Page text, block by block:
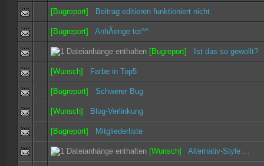
[Bugreport] Beitrag editieren funktioniert nicht
[Bugreport] AnhÃ¤nge tot^^
[Bugreport] Ist das so gewollt?
[Wunsch] Farbe in Top5
[Bugreport] Schwerer Bug
[Wunsch] Blog-Verlinkung
[Bugreport] Mitgliederliste
[Wunsch] Alternativ-Style ...